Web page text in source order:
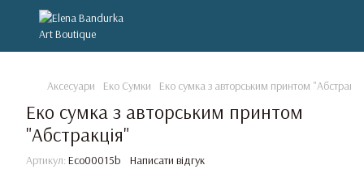
Аксесуари Еко Сумки Еко сумка з авторським принтом
Еко сумка з авторським принтом
"Абстракція"
Артикул: Eco00015b Написати відгук